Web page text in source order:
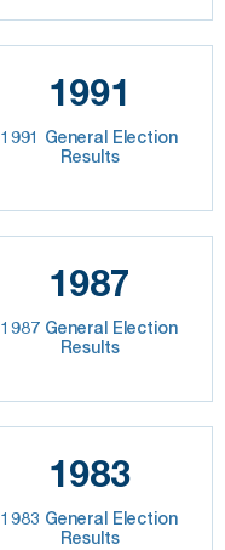
1991
1991 General Election
Results
1987
1987 General Election
Results
1983
1983 General Election
Results